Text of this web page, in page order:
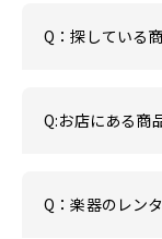
Q：探している
Q:お店にある商
Q：楽器のレン